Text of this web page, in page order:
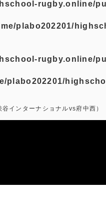
rugby.online/
plabo202201/
rugby.online/
plabo202201/
インターナショナルvs府中西）